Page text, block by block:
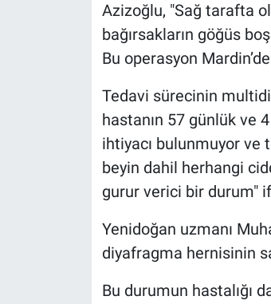
Azizoğlu, "Sağ tarafta
bağırsakların göğüs
Bu operasyon
Tedavi sürecinin
hastanın 57 günlük ve
ihtiyacı bulunmuyor ve
beyin dahil herhangi
gurur verici bir durum"
Yenidoğan uzmanı
diyafragma hernisinin
Bu durumun hastalığı